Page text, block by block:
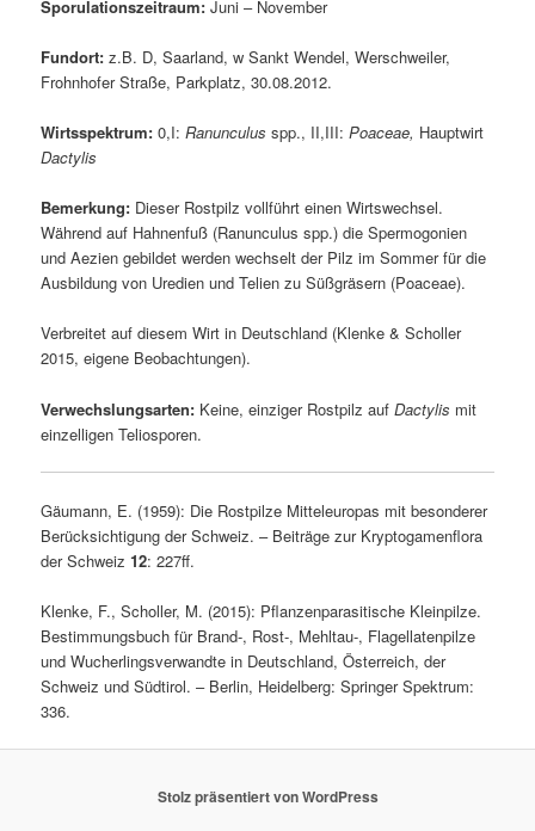
Sporulationszeitraum: Juni – November
Fundort:z.B. D, Saarland, w Sankt Wendel, Werschweiler,
Frohnhofer Straße, Parkplatz, 30.08.2012.
Wirtsspektrum:0,I:Ranunculusspp., II,III:Poaceae, Hauptwirt
Dactylis
Bemerkung: Dieser Rostpilz vollführt einen Wirtswechsel.
Während auf Hahnenfuß (Ranunculus spp.) die Spermogonien
und Aezien gebildet werden wechselt der Pilz im Sommer für die
Ausbildung von Uredien und Telien zu Süßgräsern (Poaceae).
Verbreitet auf diesem Wirt in Deutschland (Klenke & Scholler
2015, eigene Beobachtungen).
Verwechslungsarten: Keine, einziger Rostpilz aufDactylis mit
einzelligen Teliosporen.
Gäumann, E. (1959): Die Rostpilze Mitteleuropas mit besonderer
Berücksichtigung der Schweiz. – Beiträge zur Kryptogamenflora
der Schweiz12: 227ff.
Klenke, F., Scholler, M. (2015): Pflanzenparasitische Kleinpilze.
Bestimmungsbuch für Brand-, Rost-, Mehltau-, Flagellatenpilze
und Wucherlingsverwandte in Deutschland, Österreich, der
Schweiz und Südtirol. – Berlin, Heidelberg: Springer Spektrum:
336.
Stolz präsentiert von WordPress